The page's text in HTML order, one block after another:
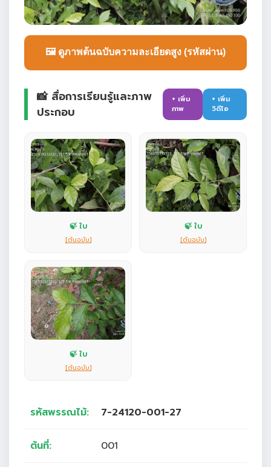
🖼️ ดูภาพต้นฉบับความละเอียดสูง (รหัสผ่าน)
📸 สื่อการเรียนรู้และภาพ
ประกอบ
+ เพิ่ม
ภาพ
+ เพิ่ม
วิดีโอ
🍃 ใบ
[ต้นฉบับ]
🍃 ใบ
[ต้นฉบับ]
🍃 ใบ
[ต้นฉบับ]
รหัสพรรณไม้: 7-24120-001-27
ต้นที่: 001